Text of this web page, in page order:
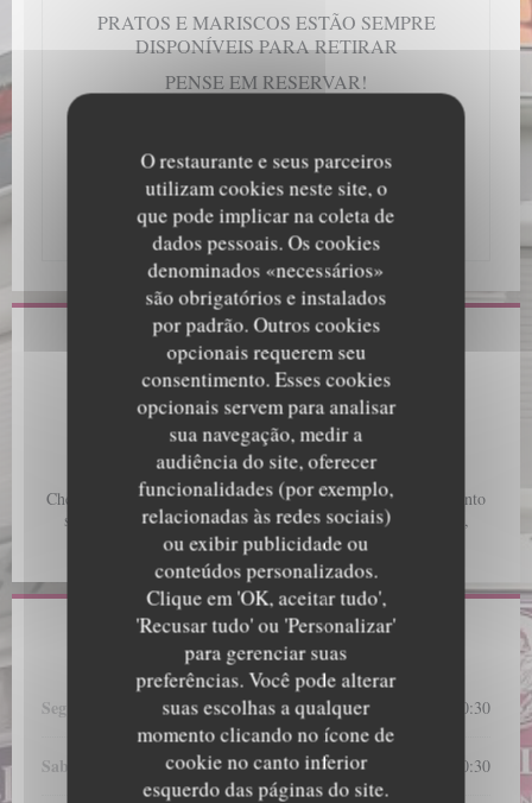
O restaurante e seus parceiros
utilizam cookies neste site, o
que pode implicar na coleta de
dados pessoais. Os cookies
denominados «necessários»
são obrigatórios e instalados
por padrão. Outros cookies
opcionais requerem seu
consentimento. Esses cookies
opcionais servem para analisar
sua navegação, medir a
audiência do site, oferecer
funcionalidades (por exemplo,
relacionadas às redes sociais)
ou exibir publicidade ou
conteúdos personalizados.
Clique em 'OK, aceitar tudo',
'Recusar tudo' ou 'Personalizar'
para gerenciar suas
preferências. Você pode alterar
suas escolhas a qualquer
momento clicando no ícone de
cookie no canto inferior
esquerdo das páginas do site.
PRATOS E MARISCOS ESTÃO SEMPRE
DISPONÍVEIS PARA RETIRAR
PENSE EM RESERVAR!
Até breve para uma escapadela gourmet.
A equipa do robalo
Informações gerais
Serviços
Esplanada
Métodos de pagamento
Cheques, Pagamento móvel, Sem contato, Apple Pay, Pagamento
sem contato, Eurocard/Mastercard, Maestro, Visa, Dinheiro,
Cartão Azul
Horário de abertura
Seg 12:00 - 14:30 19:00 - 20:30
Sab 12:00 - 15:00 19:00 - 20:30